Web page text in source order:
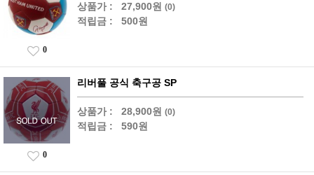
상품가 : 27,900원 (0)
적립금 : 500원
0
리버풀 공식 축구공 SP
상품가 : 28,900원 (0)
적립금 : 590원
0